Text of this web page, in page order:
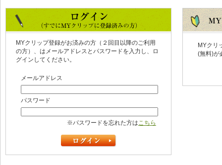
MYクリップ登録がお済みの方（２回目以降のご利用
の方）、はメールアドレスとパスワードを入力し、ロ
グインしてください。
メールアドレス
パスワード
※パスワードを忘れた方はこちら
MYクリ
(無料)が